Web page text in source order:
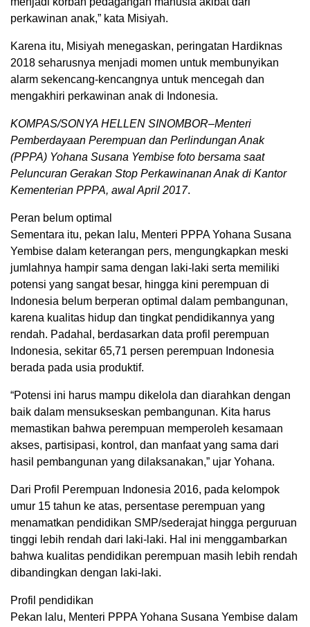
perkawinan anak,” kata Misiyah.
Karena itu, Misiyah menegaskan, peringatan Hardiknas
2018 seharusnya menjadi momen untuk membunyikan
alarm sekencang-kencangnya untuk mencegah dan
mengakhiri perkawinan anak di Indonesia.
KOMPAS/SONYA HELLEN SINOMBOR–Menteri
Pemberdayaan Perempuan dan Perlindungan Anak
(PPPA) Yohana Susana Yembise foto bersama saat
Peluncuran Gerakan Stop Perkawinanan Anak di Kantor
Kementerian PPPA, awal April 2017.
Peran belum optimal
Sementara itu, pekan lalu, Menteri PPPA Yohana Susana
Yembise dalam keterangan pers, mengungkapkan meski
jumlahnya hampir sama dengan laki-laki serta memiliki
potensi yang sangat besar, hingga kini perempuan di
Indonesia belum berperan optimal dalam pembangunan,
karena kualitas hidup dan tingkat pendidikannya yang
rendah. Padahal, berdasarkan data profil perempuan
Indonesia, sekitar 65,71 persen perempuan Indonesia
berada pada usia produktif.
“Potensi ini harus mampu dikelola dan diarahkan dengan
baik dalam mensukseskan pembangunan. Kita harus
memastikan bahwa perempuan memperoleh kesamaan
akses, partisipasi, kontrol, dan manfaat yang sama dari
hasil pembangunan yang dilaksanakan,” ujar Yohana.
Dari Profil Perempuan Indonesia 2016, pada kelompok
umur 15 tahun ke atas, persentase perempuan yang
menamatkan pendidikan SMP/sederajat hingga perguruan
tinggi lebih rendah dari laki-laki. Hal ini menggambarkan
bahwa kualitas pendidikan perempuan masih lebih rendah
dibandingkan dengan laki-laki.
Profil pendidikan
Pekan lalu, Menteri PPPA Yohana Susana Yembise dalam